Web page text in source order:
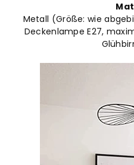
Metall (Größe: wie
Deckenlampe E27,